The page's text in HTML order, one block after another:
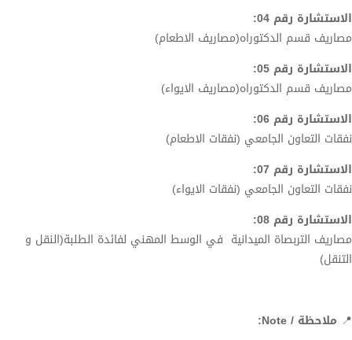
الاستشارة رقم 04:
مصاريف قسم الدكتوراه(مصاريف الاطعام)
الاستشارة رقم 05:
مصاريف قسم الدكتوراه(مصاريف الايواء)
الاستشارة رقم 06:
نفقات التعاون الجامعي (نفقات الاطعام)
الاستشارة رقم 07:
نفقات التعاون الجامعي (نفقات الايواء)
الاستشارة رقم 08:
مصاريف التربصاة الميدانية في الوسط المهني لفائدة الطلبة(النقل و
التنقل)
📍 ملاحظة / Note: